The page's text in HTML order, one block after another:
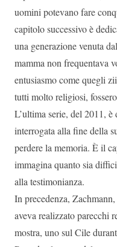
uomini potevano fare
capitolo successivo è
una generazione venuta
mamma non frequentava
entusiasmo come quegli
tutti molto religiosi,
L’ultima serie, del 2011, è
interrogata alla fine della
perdere la memoria. È il
immagina quanto sia
alla testimonianza.
In precedenza,
aveva realizzato parecchi
mostra, uno sul Cile